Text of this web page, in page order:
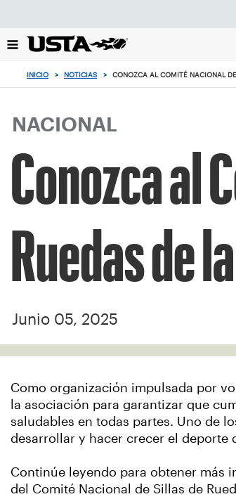
el
botón
principio
0
artículos
en
carrito
INICIO > NOTICIAS > CONOZCA AL COMITÉ NACIONAL
NACIONAL
Conozca al
Ruedas de
Junio 05, 2025
Como organización impulsada por
la asociación para garantizar que
saludables en todas partes. Uno de
desarrollar y hacer crecer el deporte
Continúe leyendo para obtener más
del Comité Nacional de Sillas de